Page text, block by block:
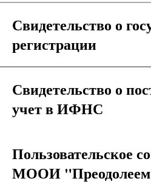
КТО
Свидетельство о
регистрации
Свидетельство о
учет в ИФНС
Пользовательское
МООИ "Преодолеем